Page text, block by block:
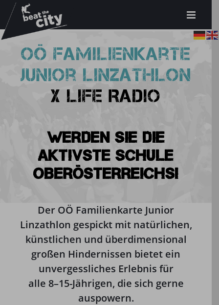
Zum
Inhalt
springen
OÖ Familienkarte
Junior Linzathlon
x Life Radio
Werden Sie die
aktivste Schule
OBerösterreichs!
Der OÖ Familienkarte Junior
Linzathlon gespickt mit natürlichen,
künstlichen und überdimensional
großen Hindernissen bietet ein
unvergessliches Erlebnis für
alle 8–15-Jährigen, die sich gerne
auspowern.